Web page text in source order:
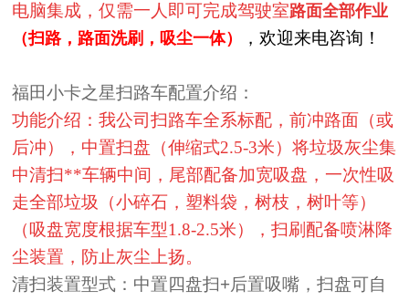
电脑集成，仅需一人即可完成驾驶室路面全部作业
（扫路，路面洗刷，吸尘一体）
，欢迎来电咨询！
福田小卡之星扫路车配置介绍：
功能介绍：我公司扫路车全系标配，前冲路面（或
后冲），中置扫盘（伸缩式2.5-3米）将垃圾灰尘集
中清扫**车辆中间，尾部配备加宽吸盘，一次性吸
走全部垃圾（小碎石，塑料袋，树枝，树叶等）
（吸盘宽度根据车型1.8-2.5米），扫刷配备喷淋降
尘装置，防止灰尘上扬。
清扫装置型式：中置四盘扫+后置吸嘴，扫盘可自